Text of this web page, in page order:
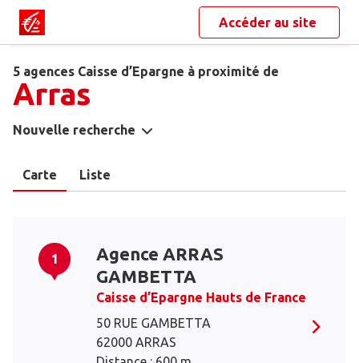
Accéder au site
5 agences Caisse d’Epargne à proximité de
Arras
Nouvelle recherche
Carte Liste
1
Agence ARRAS
GAMBETTA
Caisse d’Epargne Hauts de France
50 RUE GAMBETTA
62000 ARRAS